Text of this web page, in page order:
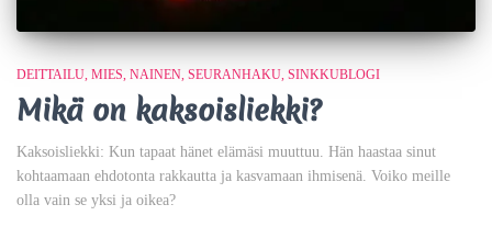
DEITTAILU MIES NAINEN SEURANHAKU SINKKUBLOGI
Mikä on kaksoisliekki?
Kaksoisliekki: Kun tapaat hänet elämäsi muuttuu. Hän haastaa sinut
kohtaamaan ehdotonta rakkautta ja kasvamaan ihmisenä. Voiko meille
olla vain se yksi ja oikea?